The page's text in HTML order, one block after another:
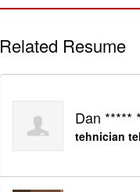
Related Resume
Dan *****
tehnician